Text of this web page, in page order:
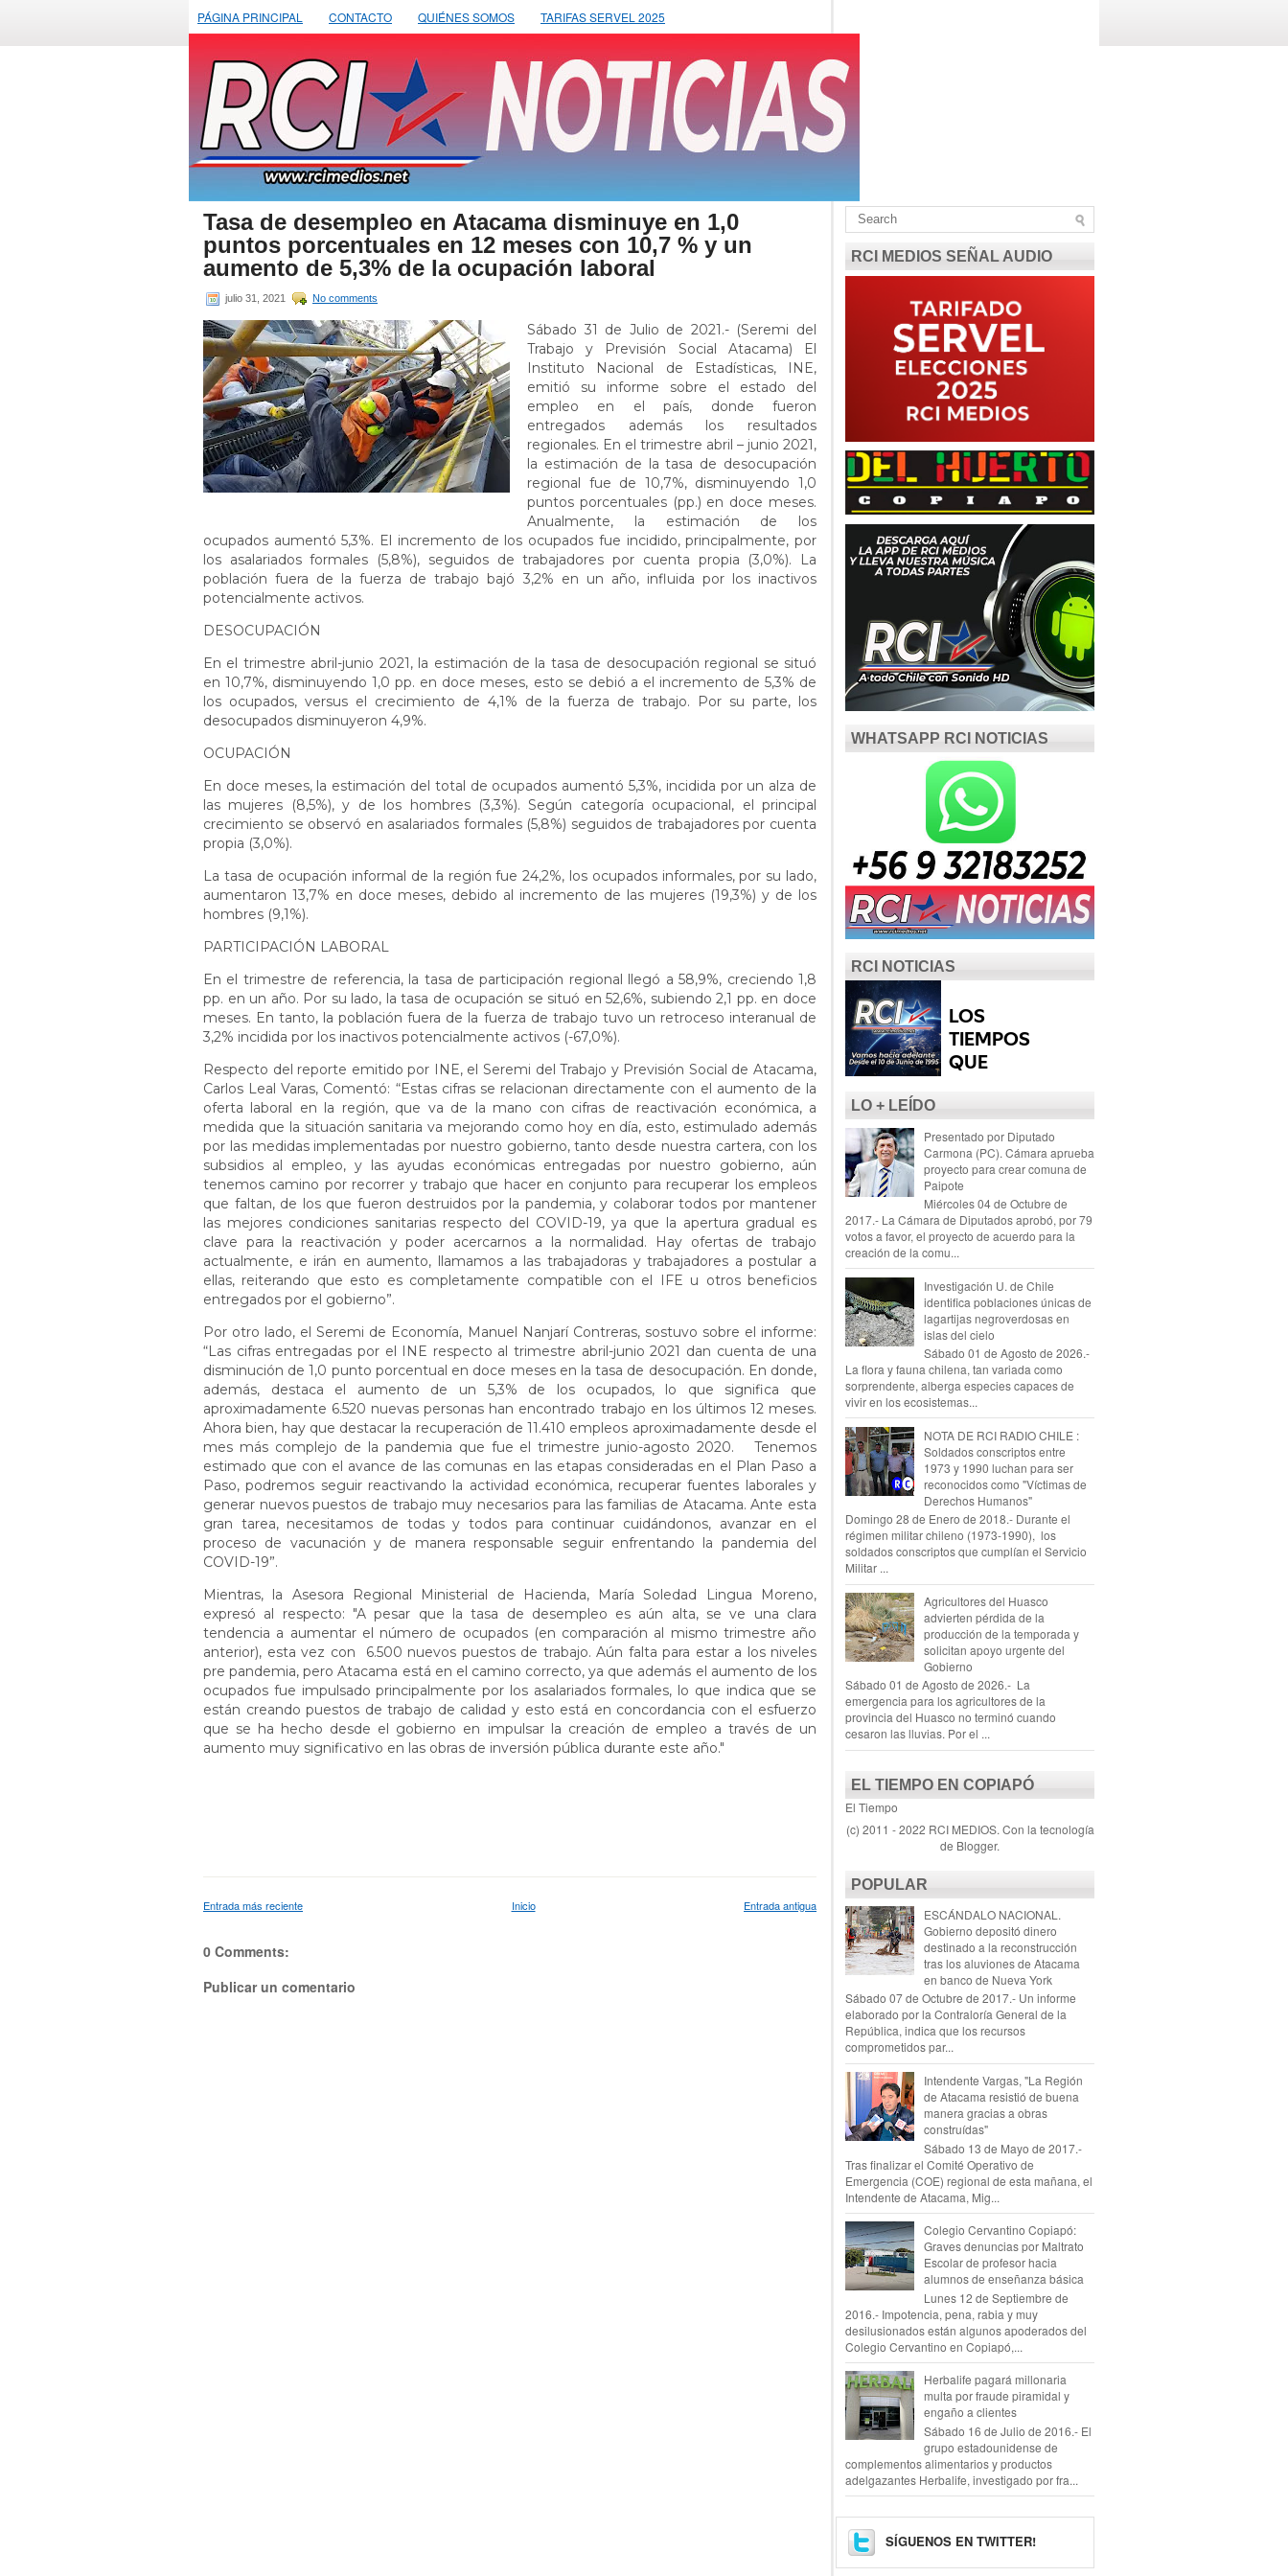
PÁGINA PRINCIPAL CONTACTO QUIÉNES SOMOS TARIFAS SERVEL 2025
Tasa de desempleo en Atacama disminuye en 1,0
puntos porcentuales en 12 meses con 10,7 % y un
aumento de 5,3% de la ocupación laboral
julio 31, 2021 No comments
Sábado 31 de Julio de 2021.- (Seremi del
Trabajo y Previsión Social Atacama) El
Instituto Nacional de Estadísticas, INE,
emitió su informe sobre el estado del
empleo en el país, donde fueron
entregados además los resultados
regionales. En el trimestre abril – junio 2021,
la estimación de la tasa de desocupación
regional fue de 10,7%, disminuyendo 1,0
puntos porcentuales (pp.) en doce meses.
Anualmente, la estimación de los
ocupados aumentó 5,3%. El incremento de los ocupados fue incidido, principalmente, por
los asalariados formales (5,8%), seguidos de trabajadores por cuenta propia (3,0%). La
población fuera de la fuerza de trabajo bajó 3,2% en un año, influida por los inactivos
potencialmente activos.
DESOCUPACIÓN
En el trimestre abril-junio 2021, la estimación de la tasa de desocupación regional se situó
en 10,7%, disminuyendo 1,0 pp. en doce meses, esto se debió a el incremento de 5,3% de
los ocupados, versus el crecimiento de 4,1% de la fuerza de trabajo. Por su parte, los
desocupados disminuyeron 4,9%.
OCUPACIÓN
En doce meses, la estimación del total de ocupados aumentó 5,3%, incidida por un alza de
las mujeres (8,5%), y de los hombres (3,3%). Según categoría ocupacional, el principal
crecimiento se observó en asalariados formales (5,8%) seguidos de trabajadores por cuenta
propia (3,0%).
La tasa de ocupación informal de la región fue 24,2%, los ocupados informales, por su lado,
aumentaron 13,7% en doce meses, debido al incremento de las mujeres (19,3%) y de los
hombres (9,1%).
PARTICIPACIÓN LABORAL
En el trimestre de referencia, la tasa de participación regional llegó a 58,9%, creciendo 1,8
pp. en un año. Por su lado, la tasa de ocupación se situó en 52,6%, subiendo 2,1 pp. en doce
meses. En tanto, la población fuera de la fuerza de trabajo tuvo un retroceso interanual de
3,2% incidida por los inactivos potencialmente activos (-67,0%).
Respecto del reporte emitido por INE, el Seremi del Trabajo y Previsión Social de Atacama,
Carlos Leal Varas, Comentó: “Estas cifras se relacionan directamente con el aumento de la
oferta laboral en la región, que va de la mano con cifras de reactivación económica, a
medida que la situación sanitaria va mejorando como hoy en día, esto, estimulado además
por las medidas implementadas por nuestro gobierno, tanto desde nuestra cartera, con los
subsidios al empleo, y las ayudas económicas entregadas por nuestro gobierno, aún
tenemos camino por recorrer y trabajo que hacer en conjunto para recuperar los empleos
que faltan, de los que fueron destruidos por la pandemia, y colaborar todos por mantener
las mejores condiciones sanitarias respecto del COVID-19, ya que la apertura gradual es
clave para la reactivación y poder acercarnos a la normalidad. Hay ofertas de trabajo
actualmente, e irán en aumento, llamamos a las trabajadoras y trabajadores a postular a
ellas, reiterando que esto es completamente compatible con el IFE u otros beneficios
entregados por el gobierno”.
Por otro lado, el Seremi de Economía, Manuel Nanjarí Contreras, sostuvo sobre el informe:
“Las cifras entregadas por el INE respecto al trimestre abril-junio 2021 dan cuenta de una
disminución de 1,0 punto porcentual en doce meses en la tasa de desocupación. En donde,
además, destaca el aumento de un 5,3% de los ocupados, lo que significa que
aproximadamente 6.520 nuevas personas han encontrado trabajo en los últimos 12 meses.
Ahora bien, hay que destacar la recuperación de 11.410 empleos aproximadamente desde el
mes más complejo de la pandemia que fue el trimestre junio-agosto 2020. Tenemos
estimado que con el avance de las comunas en las etapas consideradas en el Plan Paso a
Paso, podremos seguir reactivando la actividad económica, recuperar fuentes laborales y
generar nuevos puestos de trabajo muy necesarios para las familias de Atacama. Ante esta
gran tarea, necesitamos de todas y todos para continuar cuidándonos, avanzar en el
proceso de vacunación y de manera responsable seguir enfrentando la pandemia del
COVID-19”.
Mientras, la Asesora Regional Ministerial de Hacienda, María Soledad Lingua Moreno,
expresó al respecto: "A pesar que la tasa de desempleo es aún alta, se ve una clara
tendencia a aumentar el número de ocupados (en comparación al mismo trimestre año
anterior), esta vez con 6.500 nuevos puestos de trabajo. Aún falta para estar a los niveles
pre pandemia, pero Atacama está en el camino correcto, ya que además el aumento de los
ocupados fue impulsado principalmente por los asalariados formales, lo que indica que se
están creando puestos de trabajo de calidad y esto está en concordancia con el esfuerzo
que se ha hecho desde el gobierno en impulsar la creación de empleo a través de un
aumento muy significativo en las obras de inversión pública durante este año."
Entrada más reciente Entrada antigua
Inicio
0 Comments:
Publicar un comentario
RCI MEDIOS SEÑAL AUDIO
WHATSAPP RCI NOTICIAS
RCI NOTICIAS
LO + LEÍDO
Presentado por Diputado
Carmona (PC). Cámara aprueba
proyecto para crear comuna de
Paipote
Miércoles 04 de Octubre de
2017.- La Cámara de Diputados aprobó, por 79
votos a favor, el proyecto de acuerdo para la
creación de la comu...
Investigación U. de Chile
identifica poblaciones únicas de
lagartijas negroverdosas en
islas del cielo
Sábado 01 de Agosto de 2026.-
La flora y fauna chilena, tan variada como
sorprendente, alberga especies capaces de
vivir en los ecosistemas...
NOTA DE RCI RADIO CHILE :
Soldados conscriptos entre
1973 y 1990 luchan para ser
reconocidos como "Víctimas de
Derechos Humanos"
Domingo 28 de Enero de 2018.- Durante el
régimen militar chileno (1973-1990), los
soldados conscriptos que cumplían el Servicio
Militar ...
Agricultores del Huasco
advierten pérdida de la
producción de la temporada y
solicitan apoyo urgente del
Gobierno
Sábado 01 de Agosto de 2026.- La
emergencia para los agricultores de la
provincia del Huasco no terminó cuando
cesaron las lluvias. Por el ...
EL TIEMPO EN COPIAPÓ
El Tiempo
(c) 2011 - 2022 RCI MEDIOS. Con la tecnología
de Blogger.
POPULAR
ESCÁNDALO NACIONAL.
Gobierno depositó dinero
destinado a la reconstrucción
tras los aluviones de Atacama
en banco de Nueva York
Sábado 07 de Octubre de 2017.- Un informe
elaborado por la Contraloría General de la
República, indica que los recursos
comprometidos par...
Intendente Vargas, "La Región
de Atacama resistió de buena
manera gracias a obras
construídas"
Sábado 13 de Mayo de 2017.-
Tras finalizar el Comité Operativo de
Emergencia (COE) regional de esta mañana, el
Intendente de Atacama, Mig...
Colegio Cervantino Copiapó:
Graves denuncias por Maltrato
Escolar de profesor hacia
alumnos de enseñanza básica
Lunes 12 de Septiembre de
2016.- Impotencia, pena, rabia y muy
desilusionados están algunos apoderados del
Colegio Cervantino en Copiapó,...
Herbalife pagará millonaria
multa por fraude piramidal y
engaño a clientes
Sábado 16 de Julio de 2016.- El
grupo estadounidense de
complementos alimentarios y productos
adelgazantes Herbalife, investigado por fra...
SÍGUENOS EN TWITTER!